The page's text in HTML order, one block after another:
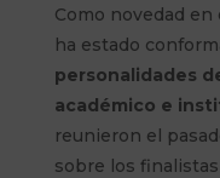
Como novedad en
ha estado
personalidades
académico e
reunieron el
sobre los